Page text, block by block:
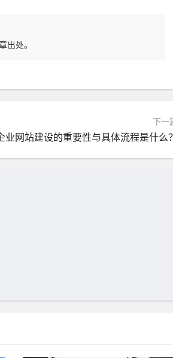
出处。
下一
业网站建设的重要性与具体流程是什么